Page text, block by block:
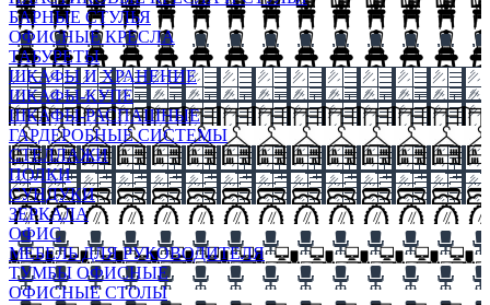
БАРНЫЕ СТУЛЬЯ
ОФИСНЫЕ КРЕСЛА
ТАБУРЕТЫ
ШКАФЫ И ХРАНЕНИЕ
ШКАФЫ-КУПЕ
ШКАФЫ-РАСПАШНЫЕ
ГАРДЕРОБНЫЕ СИСТЕМЫ
СТЕЛЛАЖИ
ПОЛКИ
СУНДУКИ
ЗЕРКАЛА
ОФИС
МЕБЕЛЬ ДЛЯ РУКОВОДИТЕЛЯ
ТУМБЫ ОФИСНЫЕ
ОФИСНЫЕ СТОЛЫ